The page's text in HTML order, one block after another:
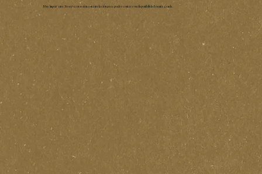
Muy importante. Reserva tu sesión con antelación para poder contar con disponibilidad en mi agenda.